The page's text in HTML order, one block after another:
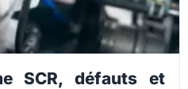
SCR, défauts et